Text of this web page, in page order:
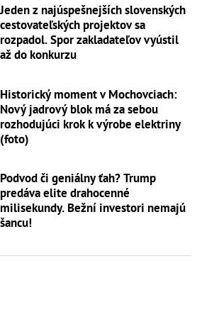
Jeden z najúspešnejších slovenských
cestovateľských projektov sa
rozpadol. Spor zakladateľov vyústil
až do konkurzu
Historický moment v Mochovciach:
Nový jadrový blok má za sebou
rozhodujúci krok k výrobe elektriny
(foto)
Podvod či geniálny ťah? Trump
predáva elite drahocenné
milisekundy. Bežní investori nemajú
šancu!